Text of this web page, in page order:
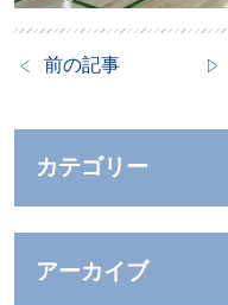
前の記事
カテゴリー
アーカイブ